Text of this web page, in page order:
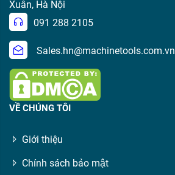
Xuân, Hà Nội
091 288 2105
Sales.hn@machinetools.com.vn
VỀ CHÚNG TÔI
Giới thiệu
Chính sách bảo mật